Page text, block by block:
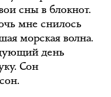
сны в блокнот.
мне снилось
морская волна.
день
Сон